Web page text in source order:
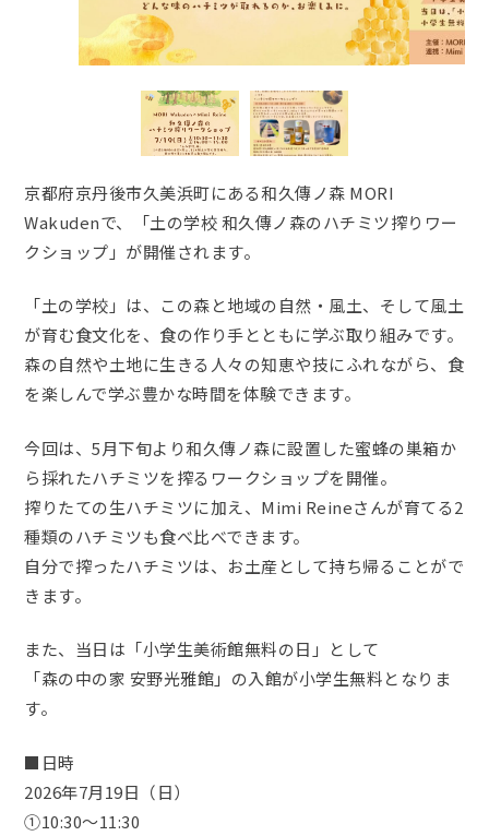
京都府京丹後市久美浜町にある和久傳ノ森 MORI
Wakudenで、「土の学校 和久傳ノ森のハチミツ搾りワー
クショップ」が開催されます。
「土の学校」は、この森と地域の自然・風土、そして風土
が育む食文化を、食の作り手とともに学ぶ取り組みです。
森の自然や土地に生きる人々の知恵や技にふれながら、食
を楽しんで学ぶ豊かな時間を体験できます。
今回は、5月下旬より和久傳ノ森に設置した蜜蜂の巣箱か
ら採れたハチミツを搾るワークショップを開催。
搾りたての生ハチミツに加え、Mimi Reineさんが育てる2
種類のハチミツも食べ比べできます。
自分で搾ったハチミツは、お土産として持ち帰ることがで
きます。
また、当日は「小学生美術館無料の日」として
「森の中の家 安野光雅館」の入館が小学生無料となりま
す。
■日時
2026年7月19日（日）
①10:30～11:30